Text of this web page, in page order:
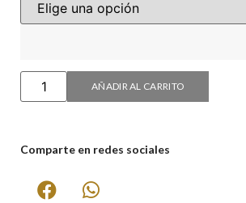
AÑADIR AL CARRITO
Comparte en redes sociales